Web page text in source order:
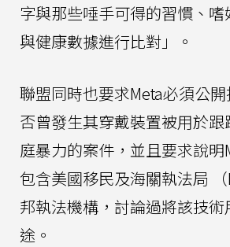
字與那些唾手可得的習慣、
與健康數據進行比對」。
聯盟同時也要求Meta必須公
否曾發生其穿戴裝置被用於跟
庭暴力的案件，並且要求說明
包含美國移民及海關執法局
邦執法機構，討論過將該技術
途。